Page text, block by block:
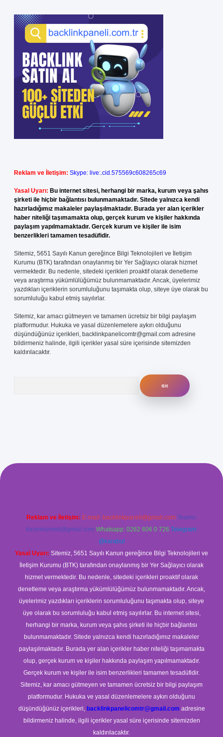
Reklam ve İletişim: Skype: live:.cid.575569c608265c69
Yasal Uyarı: Bu internet sitesi, herhangi bir marka, kurum veya şahıs
şirketi ile hiçbir bağlantısı bulunmamaktadır. Sitede yalnızca kendi
hazırladığımız makaleler paylaşılmaktadır. Burada yer alan içerikler
haber niteliği taşımamakta olup, gerçek kurum ve kişiler hakkında
paylaşım yapılmamaktadır. Gerçek kurum ve kişiler ile isim
benzerlikleri tamamen tesadüfidir.
Sitemiz, 5651 Sayılı Kanun gereğince Bilgi Teknolojileri ve İletişim
Kurumu (BTK) tarafından onaylanmış bir Yer Sağlayıcı olarak hizmet
vermektedir. Bu nedenle, sitedeki içerikleri proaktif olarak denetleme
veya araştırma yükümlülüğümüz bulunmamaktadır. Ancak, üyelerimiz
yazdıkları içeriklerin sorumluluğunu taşımakta olup, siteye üye olarak bu
sorumluluğu kabul etmiş sayılırlar.
Sitemiz, kar amacı gütmeyen ve tamamen ücretsiz bir bilgi paylaşım
platformudur. Hukuka ve yasal düzenlemelere aykırı olduğunu
düşündüğünüz içerikleri, backlinkpanelicomtr@gmail.com adresine
bildirmeniz halinde, ilgili içerikler yasal süre içerisinde sitemizden
kaldırılacaktır.
Reklam ve İletişim: E-mail: backlinkpaneli@gmail.com Teams:
forumhizmeti@gmail.com Whatsapp: 0262 606 0 726 Telegram:
@karabul
Yasal Uyarı: Sitemiz, 5651 Sayılı Kanun gereğince Bilgi Teknolojileri ve
İletişim Kurumu (BTK) tarafından onaylanmış bir Yer Sağlayıcı olarak
hizmet vermektedir. Bu nedenle, sitedeki içerikleri proaktif olarak
denetleme veya araştırma yükümlülüğümüz bulunmamaktadır. Ancak,
üyelerimiz yazdıkları içeriklerin sorumluluğunu taşımakta olup, siteye
üye olarak bu sorumluluğu kabul etmiş sayılırlar. Bu internet sitesi,
herhangi bir marka, kurum veya şahıs şirketi ile hiçbir bağlantısı
bulunmamaktadır. Sitede yalnızca kendi hazırladığımız makaleler
paylaşılmaktadır. Burada yer alan içerikler haber niteliği taşımamakta
olup, gerçek kurum ve kişiler hakkında paylaşım yapılmamaktadır.
Gerçek kurum ve kişiler ile isim benzerlikleri tamamen tesadüfidir.
Sitemiz, kar amacı gütmeyen ve tamamen ücretsiz bir bilgi paylaşım
platformudur. Hukuka ve yasal düzenlemelere aykırı olduğunu
düşündüğünüz içerikleri, backlinkpanelicomtr@gmail.com adresine
bildirmeniz halinde, ilgili içerikler yasal süre içerisinde sitemizden
kaldırılacaktır.